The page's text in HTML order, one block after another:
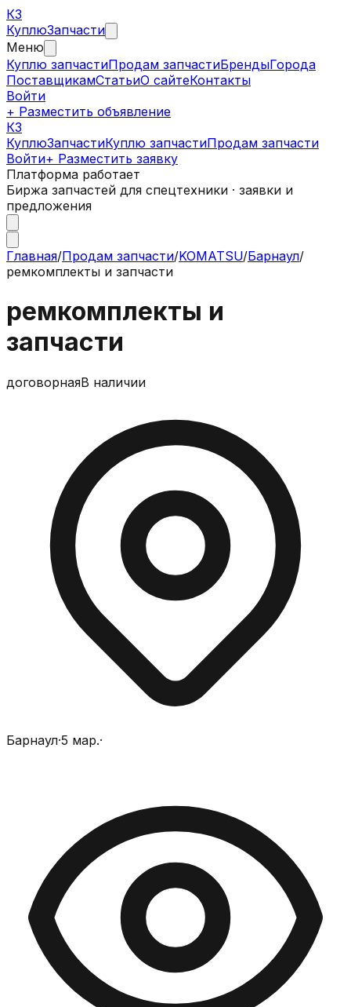
КЗ
КуплюЗапчасти
Меню
Куплю запчастиПродам запчастиБрендыГорода
ПоставщикамСтатьиО сайтеКонтакты
Войти
+ Разместить объявление
КЗ
КуплюЗапчастиКуплю запчастиПродам запчасти
Войти+ Разместить заявку
Платформа работает
Биржа запчастей для спецтехники · заявки и
предложения
Главная/Продам запчасти/KOMATSU/Барнаул/
ремкомплекты и запчасти
ремкомплекты и
запчасти
договорнаяВ наличии
Барнаул·5 мар.·